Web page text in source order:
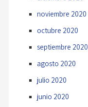
noviembre 2020
octubre 2020
septiembre 2020
agosto 2020
julio 2020
junio 2020